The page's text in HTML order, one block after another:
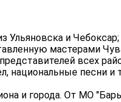
Ульяновска и Чебоксар;
мастерами
всех
национальные песни и
и города. От МО